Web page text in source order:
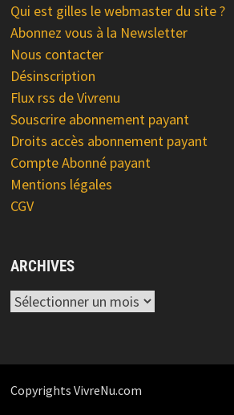
Qui est gilles le webmaster du site ?
Abonnez vous à la Newsletter
Nous contacter
Désinscription
Flux rss de Vivrenu
Souscrire abonnement payant
Droits accès abonnement payant
Compte Abonné payant
Mentions légales
CGV
ARCHIVES
Archives
Copyrights VivreNu.com